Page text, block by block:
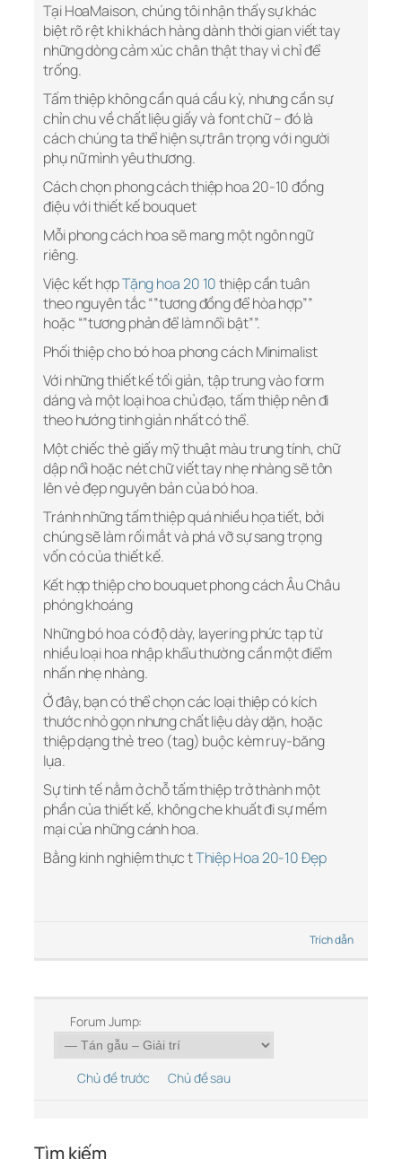
Tại HoaMaison, chúng tôi nhận thấy sự khác
biệt rõ rệt khi khách hàng dành thời gian viết tay
những dòng cảm xúc chân thật thay vì chỉ để
trống.
Tấm thiệp không cần quá cầu kỳ, nhưng cần sự
chỉn chu về chất liệu giấy và font chữ – đó là
cách chúng ta thể hiện sự trân trọng với người
phụ nữ mình yêu thương.
Cách chọn phong cách thiệp hoa 20-10 đồng
điệu với thiết kế bouquet
Mỗi phong cách hoa sẽ mang một ngôn ngữ
riêng.
Việc kết hợpTặng hoa 20 10thiệp cần tuân
theo nguyên tắc “”tương đồng để hòa hợp””
hoặc “”tương phản để làm nổi bật””.
Phối thiệp cho bó hoa phong cách Minimalist
Với những thiết kế tối giản, tập trung vào form
dáng và một loại hoa chủ đạo, tấm thiệp nên đi
theo hướng tinh giản nhất có thể.
Một chiếc thẻ giấy mỹ thuật màu trung tính, chữ
dập nổi hoặc nét chữ viết tay nhẹ nhàng sẽ tôn
lên vẻ đẹp nguyên bản của bó hoa.
Tránh những tấm thiệp quá nhiều họa tiết, bởi
chúng sẽ làm rối mắt và phá vỡ sự sang trọng
vốn có của thiết kế.
Kết hợp thiệp cho bouquet phong cách Âu Châu
phóng khoáng
Những bó hoa có độ dày, layering phức tạp từ
nhiều loại hoa nhập khẩu thường cần một điểm
nhấn nhẹ nhàng.
Ở đây, bạn có thể chọn các loại thiệp có kích
thước nhỏ gọn nhưng chất liệu dày dặn, hoặc
thiệp dạng thẻ treo (tag) buộc kèm ruy-băng
lụa.
Sự tinh tế nằm ở chỗ tấm thiệp trở thành một
phần của thiết kế, không che khuất đi sự mềm
mại của những cánh hoa.
Bằng kinh nghiệm thực tThiệp Hoa 20-10 Đẹp
Trích dẫn
Forum Jump:
Chủ đề trước Chủ đề sau
Tìm kiếm